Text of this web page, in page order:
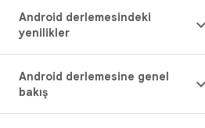
Android derlemesindeki
yenilikler
Android derlemesine genel
bakış